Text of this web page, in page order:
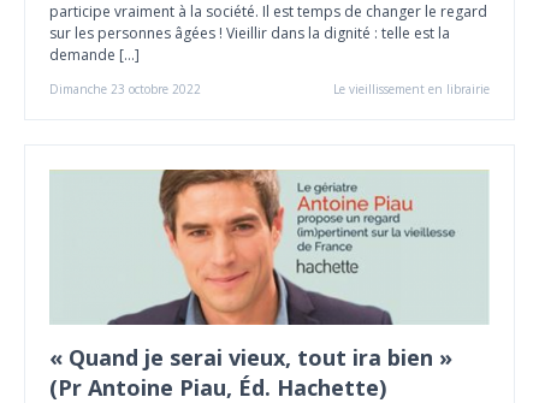
participe vraiment à la société. Il est temps de changer le regard
sur les personnes âgées ! Vieillir dans la dignité : telle est la
demande […]
Dimanche 23 octobre 2022 Le vieillissement en librairie
« Quand je serai vieux, tout ira bien »
(Pr Antoine Piau, Éd. Hachette)